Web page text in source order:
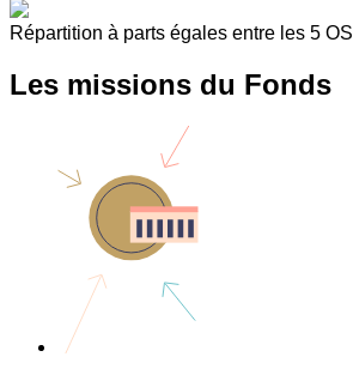
Répartition à parts égales entre les 5 OS
Les missions du Fonds